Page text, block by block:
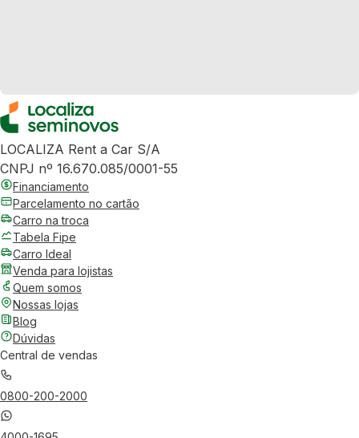
LOCALIZA Rent a Car S/A
CNPJ nº 16.670.085/0001-55
Financiamento
Parcelamento no cartão
Carro na troca
Tabela Fipe
Carro Ideal
Venda para lojistas
Quem somos
Nossas lojas
Blog
Dúvidas
Central de vendas
0800-200-2000